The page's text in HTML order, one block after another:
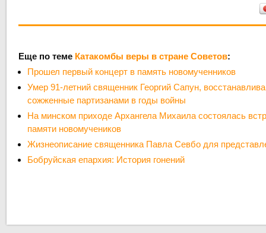
Еще по теме Катакомбы веры в стране Советов:
Прошел первый концерт в память новомученников
Умер 91-летний священник Георгий Сапун,
сожженные партизанами в годы войны
На минском приходе Архангела Михаила состоялась
памяти новомучеников
Жизнеописание священника Павла Севбо для
Бобруйская епархия: История гонений